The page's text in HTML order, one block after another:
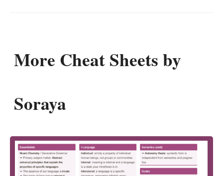
More Cheat Sheets by
Soraya